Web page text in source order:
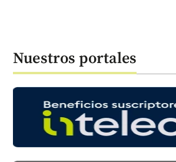
Nuestros portales